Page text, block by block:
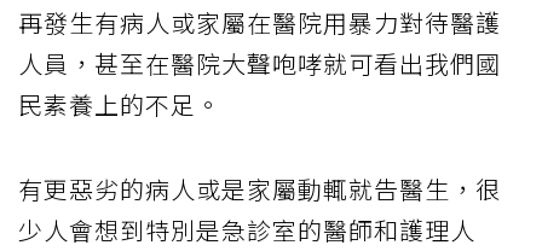
再發生有病人或家屬在醫院用暴力對待醫護
人員，甚至在醫院大聲咆哮就可看出我們國
民素養上的不足。
有更惡劣的病人或是家屬動輒就告醫生，很
少人會想到特別是急診室的醫師和護理人